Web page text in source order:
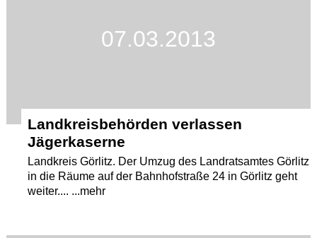
07.03.2013
Landkreisbehörden verlassen
Jägerkaserne
Landkreis Görlitz. Der Umzug des Landratsamtes Görlitz
in die Räume auf der Bahnhofstraße 24 in Görlitz geht
weiter.... ...mehr